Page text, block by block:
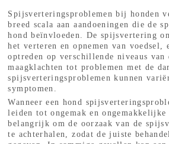
Spijsverteringsproblemen bij honden
breed scala aan aandoeningen die de
hond beïnvloeden. De spijsvertering
het verteren en opnemen van voedsel,
optreden op verschillende niveaus van
maagklachten tot problemen met de
spijsverteringsproblemen kunnen
symptomen.
Wanneer een hond
leiden tot ongemak en
belangrijk om de oorzaak van de
te achterhalen, zodat de juiste